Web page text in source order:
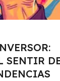
SENTIR